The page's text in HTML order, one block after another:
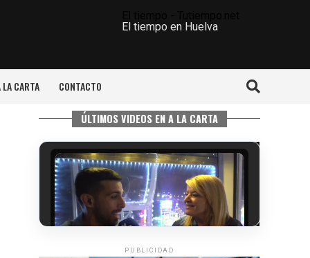
El tiempo en Huelva
LA CARTA CONTACTO
ÚLTIMOS VIDEOS EN A LA CARTA
PUBLICIDAD